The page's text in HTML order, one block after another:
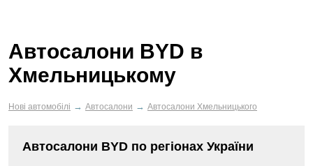
Автосалони BYD в
Хмельницькому
Нові автомобілі → Автосалони → Автосалони Хмельницького
Автосалони BYD по регіонах України